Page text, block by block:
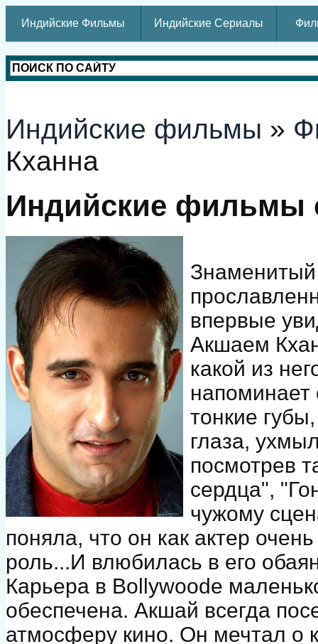
Индийские Фильмы Индийские Сериалы
Индийские фильмы »
Кханна
Индийские фильмы
впервые
Акшаем
какой из
напоминает
тонкие
глаза,
посмотрев
сердца",
чужому
поняла, что он как актер
роль...И влюбилась в его
Карьера в Bollywoodе
обеспечена. Акшай всегда
атмосферу кино. Он мечтал о